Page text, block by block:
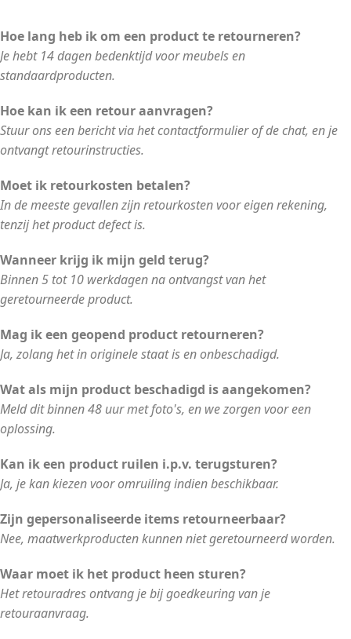
Hoe lang heb ik om een product te retourneren?
Je hebt 14 dagen bedenktijd voor meubels en
standaardproducten.
Hoe kan ik een retour aanvragen?
Stuur ons een bericht via het contactformulier of de chat, en je
ontvangt retourinstructies.
Moet ik retourkosten betalen?
In de meeste gevallen zijn retourkosten voor eigen rekening,
tenzij het product defect is.
Wanneer krijg ik mijn geld terug?
Binnen 5 tot 10 werkdagen na ontvangst van het
geretourneerde product.
Mag ik een geopend product retourneren?
Ja, zolang het in originele staat is en onbeschadigd.
Wat als mijn product beschadigd is aangekomen?
Meld dit binnen 48 uur met foto's, en we zorgen voor een
oplossing.
Kan ik een product ruilen i.p.v. terugsturen?
Ja, je kan kiezen voor omruiling indien beschikbaar.
Zijn gepersonaliseerde items retourneerbaar?
Nee, maatwerkproducten kunnen niet geretourneerd worden.
Waar moet ik het product heen sturen?
Het retouradres ontvang je bij goedkeuring van je
retouraanvraag.